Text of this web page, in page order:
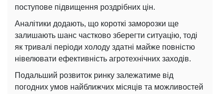
поступове підвищення роздрібних цін.
Аналітики додають, що короткі заморозки ще
залишають шанс частково зберегти ситуацію, тоді
як тривалі періоди холоду здатні майже повністю
нівелювати ефективність агротехнічних заходів.
Подальший розвиток ринку залежатиме від
погодних умов найближчих місяців та можливостей